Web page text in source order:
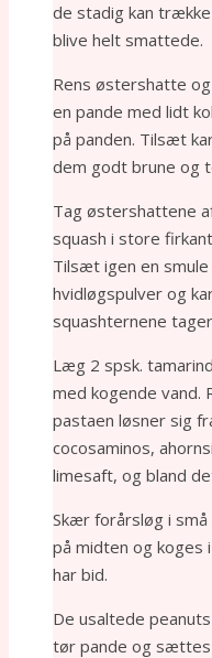
de stadig kan
blive helt smattede.
Rens østershatte
en pande med lidt
på panden. Tilsæt
dem godt brune og
Tag østershattene
squash i store
Tilsæt igen en smule
hvidløgspulver og
squashternene
Læg 2 spsk.
med kogende vand.
pastaen løsner sig
cocosaminos,
limesaft, og bland
Skær forårsløg i
på midten og koges
har bid.
De usaltede
tør pande og sættes